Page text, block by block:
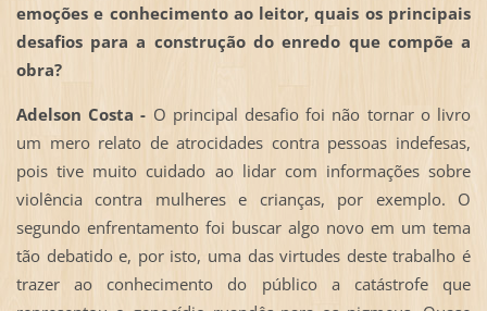
emoções e conhecimento ao leitor, quais os principais
desafios para a construção do enredo que compõe a
obra?
Adelson Costa - O principal desafio foi não tornar o livro
um mero relato de atrocidades contra pessoas indefesas,
pois tive muito cuidado ao lidar com informações sobre
violência contra mulheres e crianças, por exemplo. O
segundo enfrentamento foi buscar algo novo em um tema
tão debatido e, por isto, uma das virtudes deste trabalho é
trazer ao conhecimento do público a catástrofe que